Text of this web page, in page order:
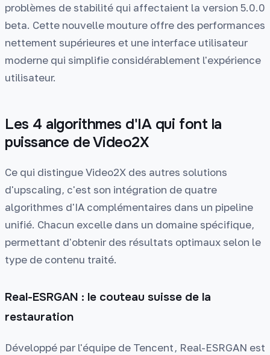
problèmes de stabilité qui affectaient la version 5.0.0
beta. Cette nouvelle mouture offre des performances
nettement supérieures et une interface utilisateur
moderne qui simplifie considérablement l'expérience
utilisateur.
Les 4 algorithmes d'IA qui font la
puissance de Video2X
Ce qui distingue Video2X des autres solutions
d'upscaling, c'est son intégration de quatre
algorithmes d'IA complémentaires dans un pipeline
unifié. Chacun excelle dans un domaine spécifique,
permettant d'obtenir des résultats optimaux selon le
type de contenu traité.
Real-ESRGAN : le couteau suisse de la
restauration
Développé par l'équipe de Tencent, Real-ESRGAN est